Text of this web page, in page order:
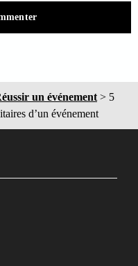
un événement > 5
d’un événement